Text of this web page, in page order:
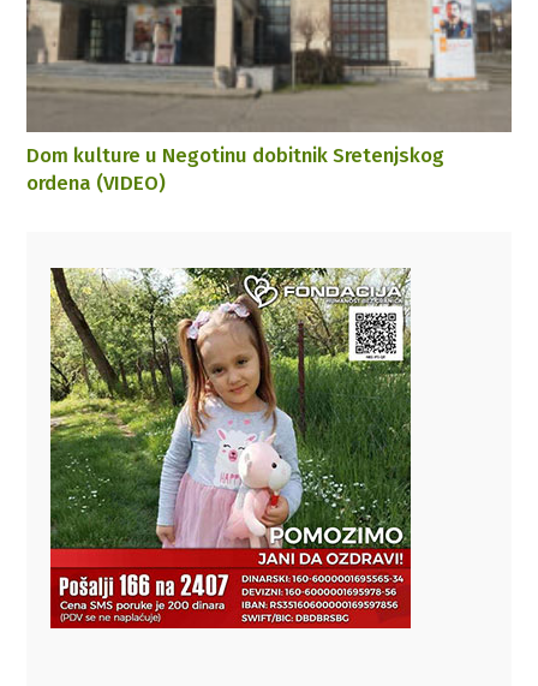
Dom kulture u Negotinu dobitnik Sretenjskog
ordena (VIDEO)